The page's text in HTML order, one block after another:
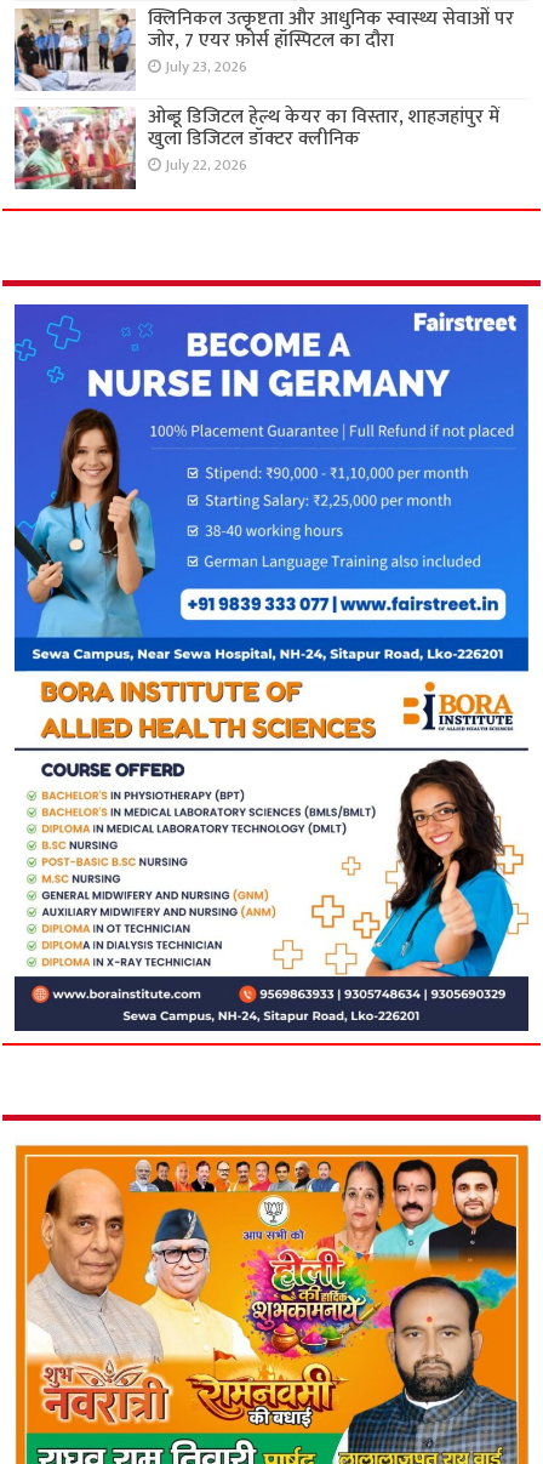
क्लिनिकल उत्कृष्टता और आधुनिक स्वास्थ्य सेवाओं पर
जोर, 7 एयर फ़ोर्स हॉस्पिटल का दौरा
July 23, 2026
ओब्डू डिजिटल हेल्थ केयर का विस्तार, शाहजहांपुर में
खुला डिजिटल डॉक्टर क्लीनिक
July 22, 2026